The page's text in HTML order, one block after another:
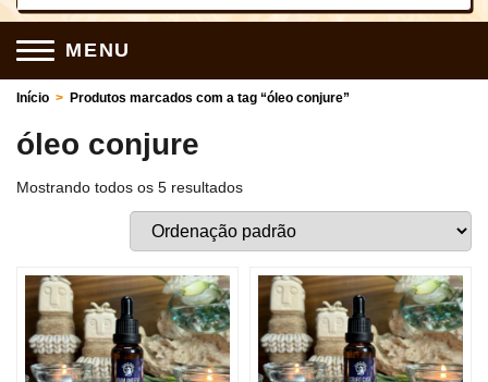
MENU
Início > Produtos marcados com a tag “óleo conjure”
óleo conjure
Mostrando todos os 5 resultados